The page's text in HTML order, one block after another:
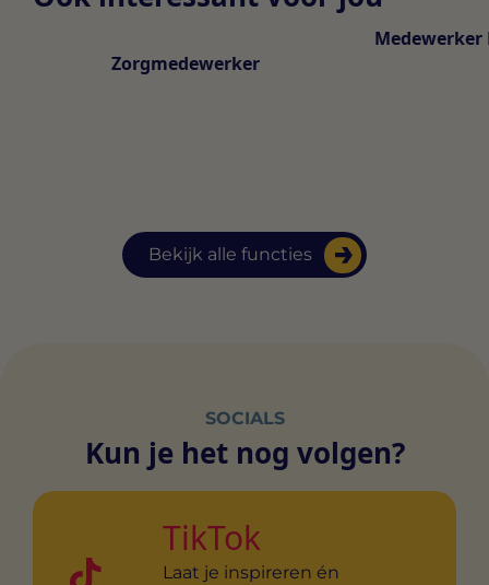
Bekijk alle functies
Zorgmedewerker
Medewerker
SOCIALS
Kun je het nog volgen?
TikTok
Laat je inspireren én